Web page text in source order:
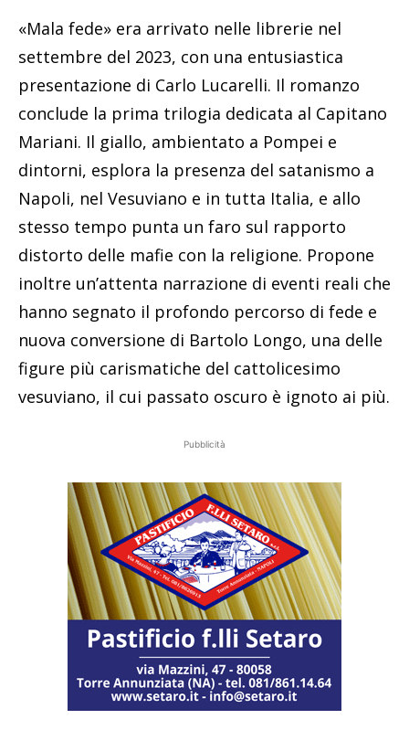
«Mala fede» era arrivato nelle librerie nel
settembre del 2023, con una entusiastica
presentazione di Carlo Lucarelli. Il romanzo
conclude la prima trilogia dedicata al Capitano
Mariani. Il giallo, ambientato a Pompei e
dintorni, esplora la presenza del satanismo a
Napoli, nel Vesuviano e in tutta Italia, e allo
stesso tempo punta un faro sul rapporto
distorto delle mafie con la religione. Propone
inoltre un’attenta narrazione di eventi reali che
hanno segnato il profondo percorso di fede e
nuova conversione di Bartolo Longo, una delle
figure più carismatiche del cattolicesimo
vesuviano, il cui passato oscuro è ignoto ai più.
Pubblicità